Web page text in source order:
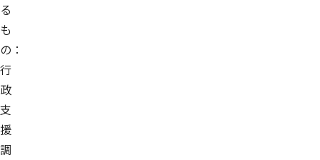
る
も
の：
行
政
支
援
調